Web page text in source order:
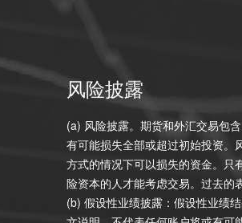
风险披露
(a) 风险披露。期货和外汇交易包
有可能损失全部或超过初始投资。
方式的情况下可以损失的资金。只
险资本的人才能考虑交易。过去的
(b) 假设性业绩披露：假设性业绩